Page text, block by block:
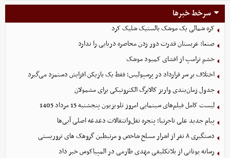
سرخط خبرها
کره شمالی یک موشک بالستیک شلیک کرد
صنعا: عربستان قدرت دور زدن محاصره دریایی را ندارد
خشم ترامپ از افشای کمبود موشک
اختلاف بر سر قرارداد در پرسپولیس؛ فقط یک بازیکن افزایش دستمزد می‌گیرد
جدول زمان‌بندی واریز کالابرگ الکترونیکی برای مشمولان
لیست کامل فیلم‌های سینمایی امروز تلویزیون پنجشنبه 15 مرداد 1405
پیام جدید علی تاجرنیا؛ پنجره نقل‌وانتقالات دغدغه اصلی آبی‌ها
دستگیری ۸ نفر از اشرار مسلح شاخص و مرتبطین گروهک های تروریستی
رسانه یونانی از بلاتکلیفی مهدی طارمی در المپیاکوس خبر داد